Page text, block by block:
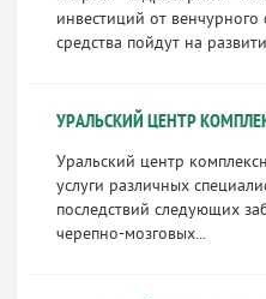
инвестиций от
средства пойдут на
УРАЛЬСКИЙ ЦЕНТР
Уральский центр
услуги различных
последствий следующих
черепно-мозговых...